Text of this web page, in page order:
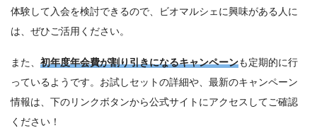
体験して入会を検討できるので、ビオマルシェに興味がある人に
は、ぜひご活用ください。
また、 初年度年会費が割り引きになるキャンペーンも定期的に行
っているようです。お試しセットの詳細や、最新のキャンペーン
情報は、下のリンクボタンから公式サイトにアクセスしてご確認
ください！